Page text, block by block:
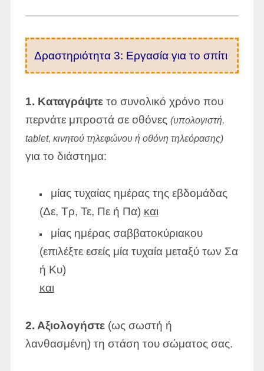
Δραστηριότητα 3: Εργασία για το σπίτι
1. Καταγράψτετο συνολικό χρόνο που
περνάτε μπροστά σε οθόνες (υπολογιστή,
tablet, κινητού τηλεφώνου ή οθόνη τηλεόρασης)
για το διάστημα:
μίας τυχαίας ημέρας της εβδομάδας
(Δε, Τρ, Τε, Πε ή Πα) και
μίας ημέρας σαββατοκύριακου
(επιλέξτε εσείς μία τυχαία μεταξύ των Σα
ή Κυ)
και
2. Αξιολογήστε(ως σωστή ή
λανθασμένη) τη στάση του σώματος σας.